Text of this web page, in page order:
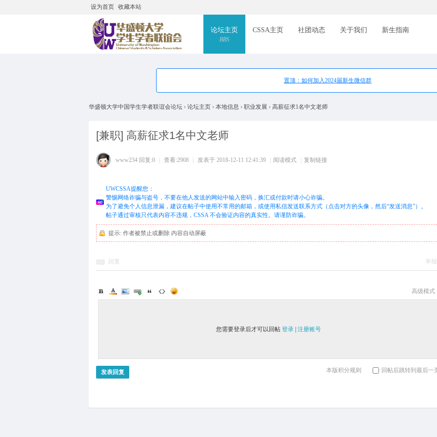
设为首页 收藏本站
论坛主页
BBS
CSSA主页 社团动态 关于我们 新生指南
置顶：如何加入2024届新生微信群
华盛顿大学中国学生学者联谊会论坛 › 论坛主页 › 本地信息 › 职业发展 › 高薪征求1名中文老师
[兼职] 高薪征求1名中文老师
www234 回复:0 查看:2908 发表于 2018-12-11 12:41:39 阅读模式 复制链接
UWCSSA提醒您：
警惕网络诈骗与盗号，不要在他人发送的网站中输入密码，换汇或付款时请小心诈骗。
为了避免个人信息泄漏，建议在帖子中使用不常用的邮箱，或使用私信发送联系方式（点击对方的头像，然后“发送消息”）。
帖子通过审核只代表内容不违规，CSSA 不会验证内容的真实性。请谨防诈骗。
提示: 作者被禁止或删除 内容自动屏蔽
回复 举报
高级模式
您需要登录后才可以回帖 登录| 注册账号
发表回复 本版积分规则 回帖后跳转到最后一